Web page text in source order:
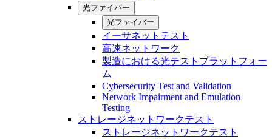
光ファイバー
光ファイバー
イーサネットテスト
高速ネットワーク
製造における光テストプラットフォー
ム
Cybersecurity Test and Validation
Network Impairment and Emulation
Testing
ストレージネットワークテスト
ストレージネットワークテスト